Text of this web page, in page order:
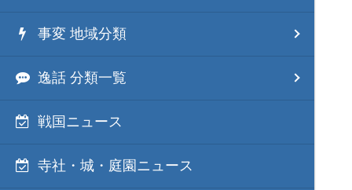
事変 地域分類
逸話 分類一覧
戦国ニュース
寺社・城・庭園ニュース